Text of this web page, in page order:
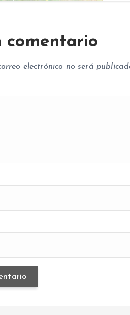
comentario
electrónico no será